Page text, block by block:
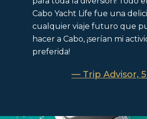
Cabo Yacht Life fue una
cualquier viaje futuro que
hacer a Cabo, ¡serían mi
preferida!
— Trip Advisor,